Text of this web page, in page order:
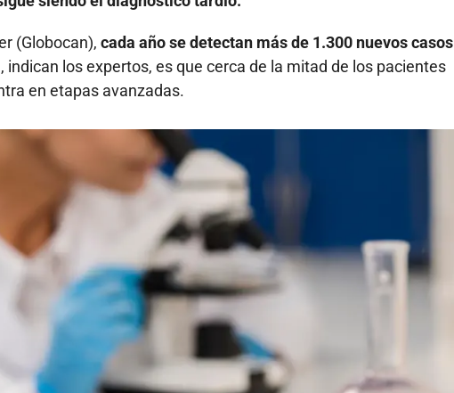
(Globocan), cada año se detectan más de 1.300 nuevos casos
indican los expertos, es que cerca de la mitad de los pacientes
en etapas avanzadas.